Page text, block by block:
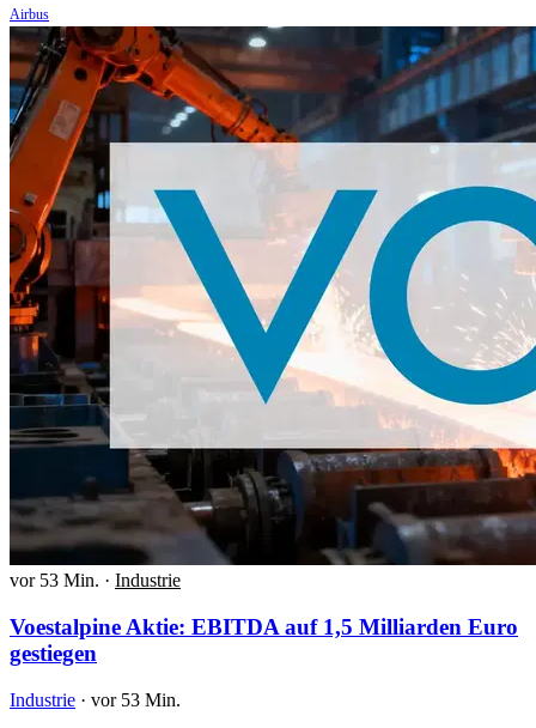
Airbus
vor 53 Min. · Industrie
Voestalpine Aktie: EBITDA auf 1,5 Milliarden Euro
gestiegen
Industrie · vor 53 Min.